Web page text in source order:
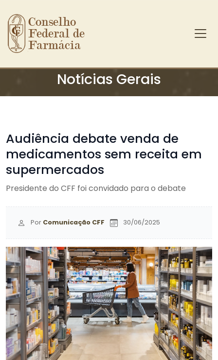
Ir para o conteúdo principal
Conselho
Federal de
Farmácia
Notícias Gerais
Audiência debate venda de
medicamentos sem receita em
supermercados
Presidente do CFF foi convidado para o debate
Por Comunicação CFF 30/06/2025